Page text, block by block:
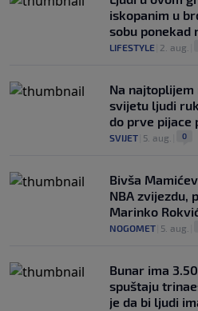
iskopanim u
sobu ponekad
LIFESTYLE 2. aug.
Na najtoplijem
svijetu ljudi
do prve pijace
SVIJET 5. aug. 0
Bivša
NBA zvijezdu,
Marinko
NOGOMET 5. aug.
Bunar imа
spuštaju
je da bi ljudi